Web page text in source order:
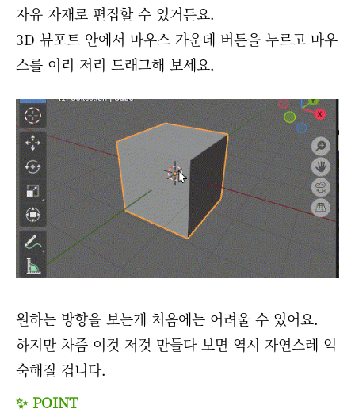
자유 자재로 편집할 수 있거든요.
3D 뷰포트 안에서 마우스 가운데 버튼을 누르고 마우
스를 이리 저리 드래그해 보세요.
원하는 방향을 보는게 처음에는 어려울 수 있어요.
하지만 차즘 이것 저것 만들다 보면 역시 자연스레 익
숙해질 겁니다.
✨ POINT